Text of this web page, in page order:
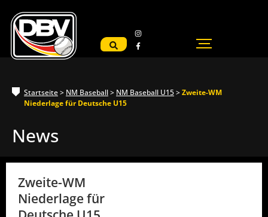
Startseite> NM Baseball> NM Baseball U15>Zweite-WM
Niederlage für Deutsche U15
News
Zweite-WM
Niederlage für